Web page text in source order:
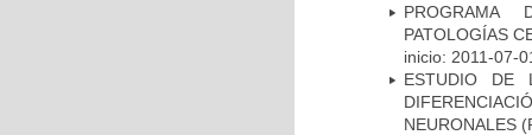
PROGRAMA
PATOLOGÍAS
inicio: 2011-07-
ESTUDIO DE
NEURONALES